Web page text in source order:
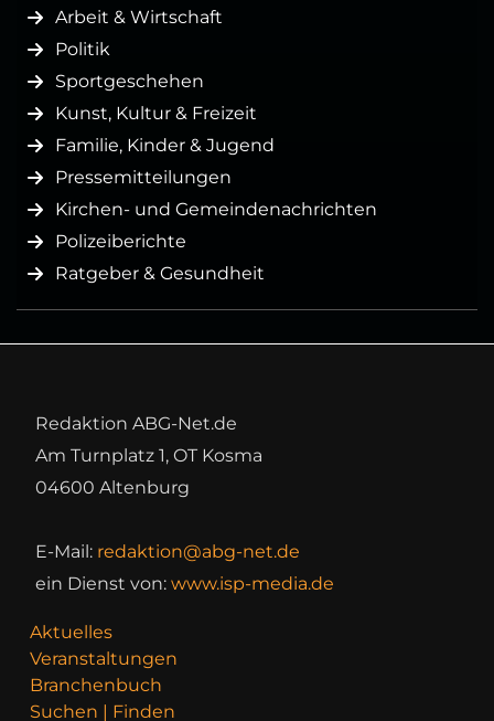
Arbeit & Wirtschaft
Politik
Sportgeschehen
Kunst, Kultur & Freizeit
Familie, Kinder & Jugend
Pressemitteilungen
Kirchen- und Gemeindenachrichten
Polizeiberichte
Ratgeber & Gesundheit
Redaktion ABG-Net.de
Am Turnplatz 1, OT Kosma
04600 Altenburg
E-Mail: redaktion@abg-net.de
ein Dienst von: www.isp-media.de
Aktuelles
Veranstaltungen
Branchenbuch
Suchen | Finden